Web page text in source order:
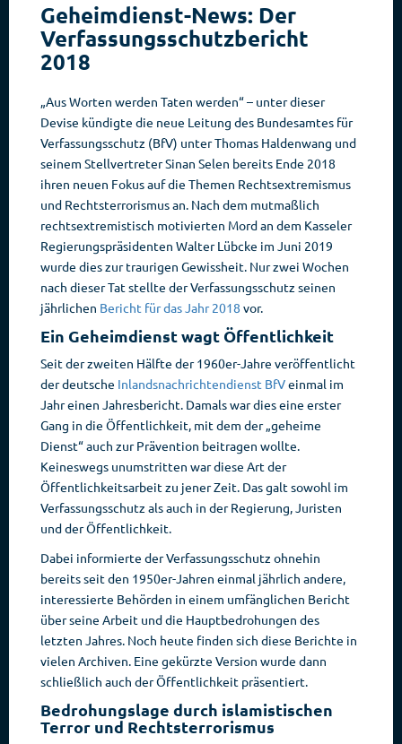
Geheimdienst-News: Der
Verfassungsschutzbericht
2018
„Aus Worten werden Taten werden“ – unter dieser
Devise kündigte die neue Leitung des Bundesamtes für
Verfassungsschutz (BfV) unter Thomas Haldenwang und
seinem Stellvertreter Sinan Selen bereits Ende 2018
ihren neuen Fokus auf die Themen Rechtsextremismus
und Rechtsterrorismus an. Nach dem mutmaßlich
rechtsextremistisch motivierten Mord an dem Kasseler
Regierungspräsidenten Walter Lübcke im Juni 2019
wurde dies zur traurigen Gewissheit. Nur zwei Wochen
nach dieser Tat stellte der Verfassungsschutz seinen
jährlichen Bericht für das Jahr 2018 vor.
Ein Geheimdienst wagt Öffentlichkeit
Seit der zweiten Hälfte der 1960er-Jahre veröffentlicht
der deutsche Inlandsnachrichtendienst BfVeinmal im
Jahr einen Jahresbericht. Damals war dies eine erster
Gang in die Öffentlichkeit, mit dem der „geheime
Dienst“ auch zur Prävention beitragen wollte.
Keineswegs unumstritten war diese Art der
Öffentlichkeitsarbeit zu jener Zeit. Das galt sowohl im
Verfassungsschutz als auch in der Regierung, Juristen
und der Öffentlichkeit.
Dabei informierte der Verfassungsschutz ohnehin
bereits seit den 1950er-Jahren einmal jährlich andere,
interessierte Behörden in einem umfänglichen Bericht
über seine Arbeit und die Hauptbedrohungen des
letzten Jahres. Noch heute finden sich diese Berichte in
vielen Archiven. Eine gekürzte Version wurde dann
schließlich auch der Öffentlichkeit präsentiert.
Bedrohungslage durch islamistischen
Terror und Rechtsterrorismus